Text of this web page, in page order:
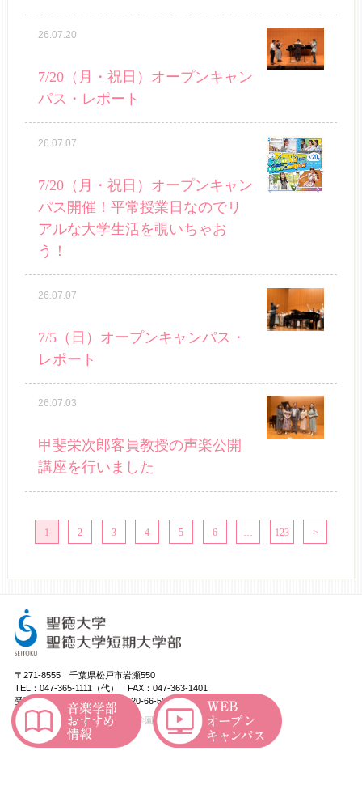
26.07.20
7/20（月・祝日）オープンキャン
パス・レポート
26.07.07
7/20（月・祝日）オープンキャン
パス開催！平常授業日なのでリ
アルな大学生活を覗いちゃお
う！
26.07.07
7/5（日）オープンキャンパス・
レポート
26.07.03
甲斐栄次郎客員教授の声楽公開
講座を行いました
1 2 3 4 5 6 … 123
〒271-8555 千葉県松戸市岩瀬550
TEL：047-365-1111（代） FAX：047-363-1401
受験相談フリーダイヤル：0120-66-5531
copyright © 学校法人 東京聖徳学園 All rights reserved.